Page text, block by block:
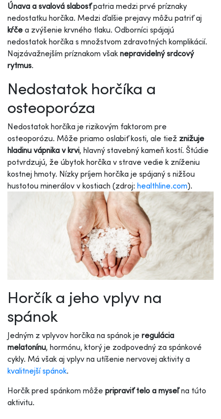
Únava a svalová slabosťpatria medzi prvé príznaky
nedostatku horčíka. Medzi ďalšie prejavy môžu patriť aj
kŕče a zvýšenie krvného tlaku. Odborníci spájajú
nedostatok horčíka s množstvom zdravotných komplikácií.
Najzávažnejším príznakom však nepravidelný srdcový
rytmus.
Nedostatok horčíka a
osteoporóza
Nedostatok horčíka je rizikovým faktorom pre
osteoporózu. Môže priamo oslabiť kosti, ale tiež znižuje
hladinu vápnika v krvi, hlavný stavebný kameň kostí. Štúdie
potvrdzujú, že úbytok horčíka v strave vedie k zníženiu
kostnej hmoty. Nízky príjem horčíka je spájaný s nižšou
hustotou minerálov v kostiach (zdroj: healthline.com).
Horčík a jeho vplyv na
spánok
Jedným z vplyvov horčíka na spánok je regulácia
melatonínu, hormónu, ktorý je zodpovedný za spánkové
cykly. Má však aj vplyv na utíšenie nervovej aktivity a
kvalitnejší spánok.
Horčík pred spánkom môže pripraviť telo a myseľna túto
aktivitu.